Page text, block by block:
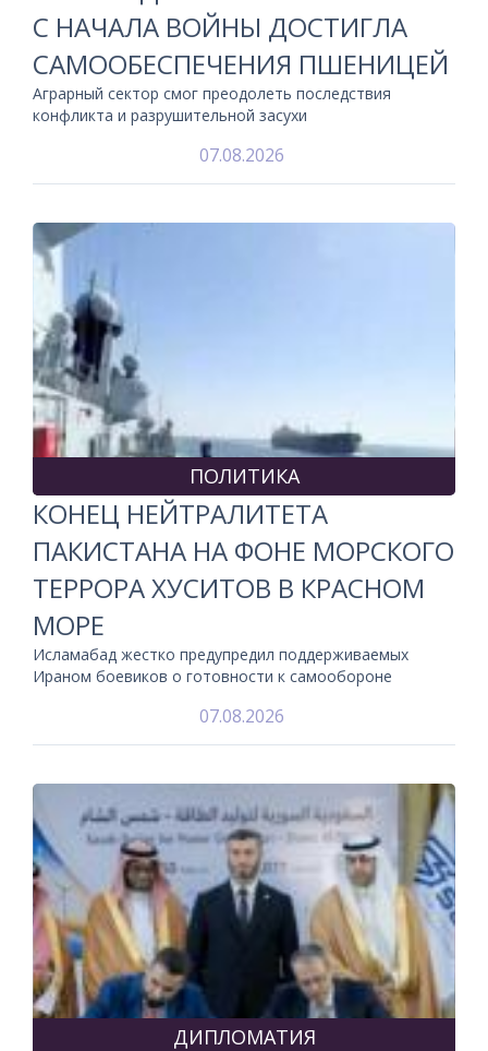
С НАЧАЛА ВОЙНЫ ДОСТИГЛА
САМООБЕСПЕЧЕНИЯ ПШЕНИЦЕЙ
Аграрный сектор смог преодолеть последствия
конфликта и разрушительной засухи
07.08.2026
ПОЛИТИКА
КОНЕЦ НЕЙТРАЛИТЕТА
ПАКИСТАНА НА ФОНЕ МОРСКОГО
ТЕРРОРА ХУСИТОВ В КРАСНОМ
МОРЕ
Исламабад жестко предупредил поддерживаемых
Ираном боевиков о готовности к самообороне
07.08.2026
ДИПЛОМАТИЯ